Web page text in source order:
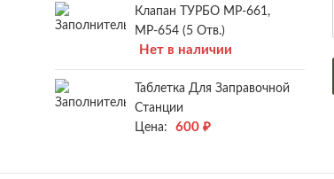
Клапан ТУРБО МР-661,
МР-654 (5 Отв.)
Нет в наличии
Таблетка Для Заправочной
Станции
Цена:
600 ₽